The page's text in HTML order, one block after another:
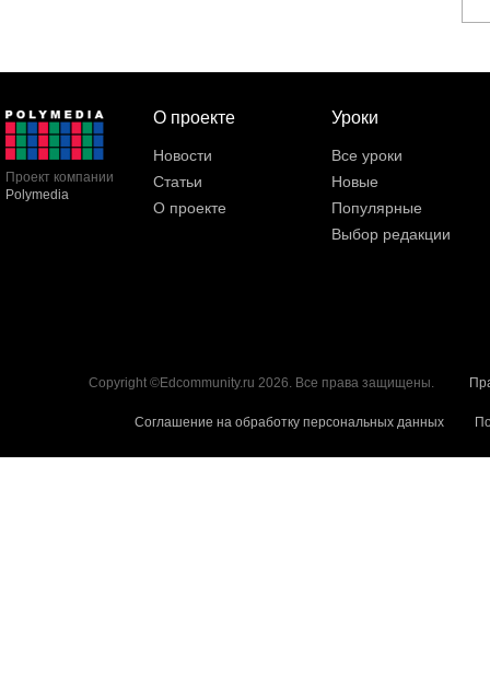
Проект компании
Polymedia
О проекте
Новости
Статьи
О проекте
Уроки
Все уроки
Новые
Популярные
Выбор редакции
Copyright ©Edcommunity.ru 2026. Все права защищены.
Соглашение на обработку персональных данных